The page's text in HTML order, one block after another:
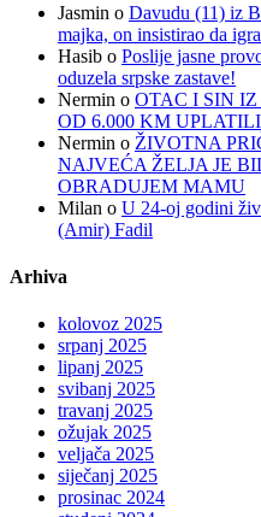
Jasmin o Davudu (11) iz
majka, on insistirao da igra
Hasib o Poslije jasne
oduzela srpske zastave!
Nermin o OTAC I SIN
OD 6.000 KM
Nermin o ŽIVOTNA
NAJVEĆA ŽELJA JE
OBRADUJEM MAMU
Milan o U 24-oj godini
(Amir) Fadil
Arhiva
kolovoz 2025
srpanj 2025
lipanj 2025
svibanj 2025
travanj 2025
ožujak 2025
veljača 2025
siječanj 2025
prosinac 2024